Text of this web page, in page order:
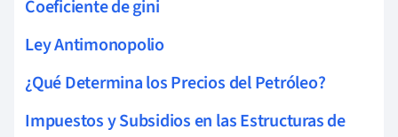
Coeficiente de gini
Ley Antimonopolio
¿Qué Determina los Precios del Petróleo?
Impuestos y Subsidios en las Estructuras de